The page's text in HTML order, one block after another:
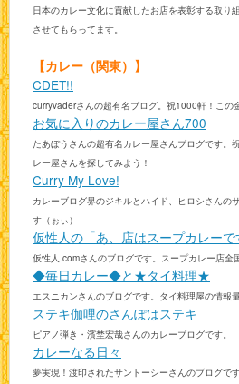
日本のカレー文化に貢献したお店を表彰する取り
させてもらってます。
【カレー（関東）】
CDET!!
curryvaderさんの超有名ブログ。祝1000軒！この
お気に入りのカレー屋さん700
たあぼうさんの超有名カレー屋さんブログです。
レー屋さんを探してみよう！
Curry My Love!
カレーブログ界のジキルとハイド、ヒロシさんの
す（ぉぃ）
仮性人の「あ、店はスープカレーで
仮性人.comさんのブログです。スープカレー店全
◆毎日カレー◆と★タイ料理★
エスニカンさんのブログです。タイ料理屋の情報
ステキ伽哩のさんぽはステキ
ピアノ弾き・濱埜宏哉さんのカレーブログです。
カレーなる日々
夢実現！渡印されたサントーシーさんのブログで